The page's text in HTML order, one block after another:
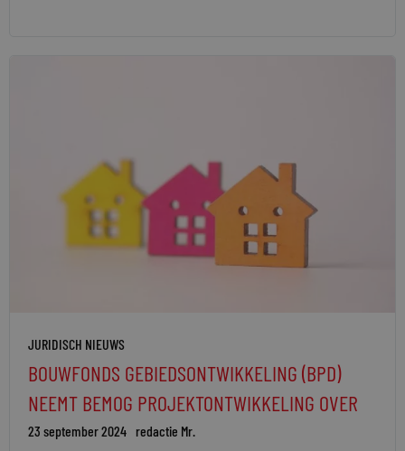
JURIDISCH NIEUWS
BOUWFONDS GEBIEDSONTWIKKELING (BPD)
NEEMT BEMOG PROJEKTONTWIKKELING OVER
23 september 2024 redactie Mr.